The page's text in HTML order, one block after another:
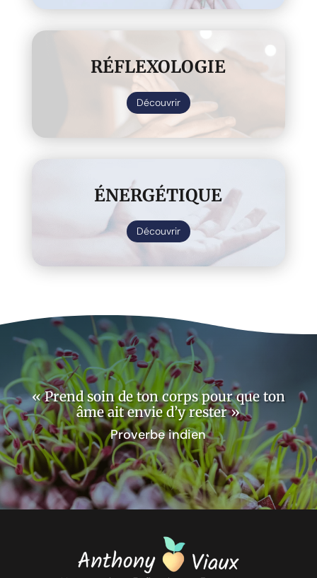
RÉFLEXOLOGIE
Découvrir
ÉNERGÉTIQUE
Découvrir
« Prend soin de ton corps pour que ton
âme ait envie d’y rester »
Proverbe indien